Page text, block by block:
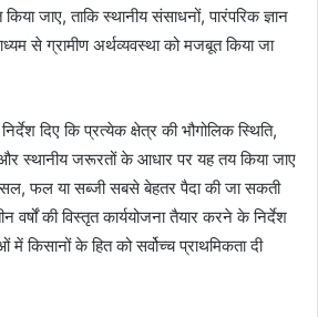
जाए, ताकि स्थानीय संसाधनों, पारंपरिक ज्ञान
से ग्रामीण अर्थव्यवस्था को मजबूत किया जा
दिए कि प्रत्येक क्षेत्र की भौगोलिक स्थिति,
स्थानीय जरूरतों के आधार पर यह तय किया जाए
फल या सब्जी सबसे बेहतर पैदा की जा सकती
वर्षों की विस्तृत कार्ययोजना तैयार करने के निर्देश
किसानों के हित को सर्वोच्च प्राथमिकता दी